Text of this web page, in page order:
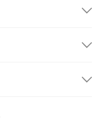
oltre $300.00